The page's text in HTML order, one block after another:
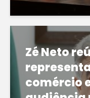
Zé Neto
comércio